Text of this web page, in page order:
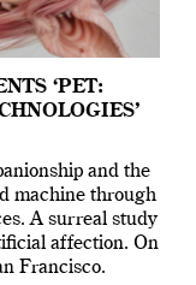
‘PET:
and the
machine through
A surreal study
affection. On
Francisco.